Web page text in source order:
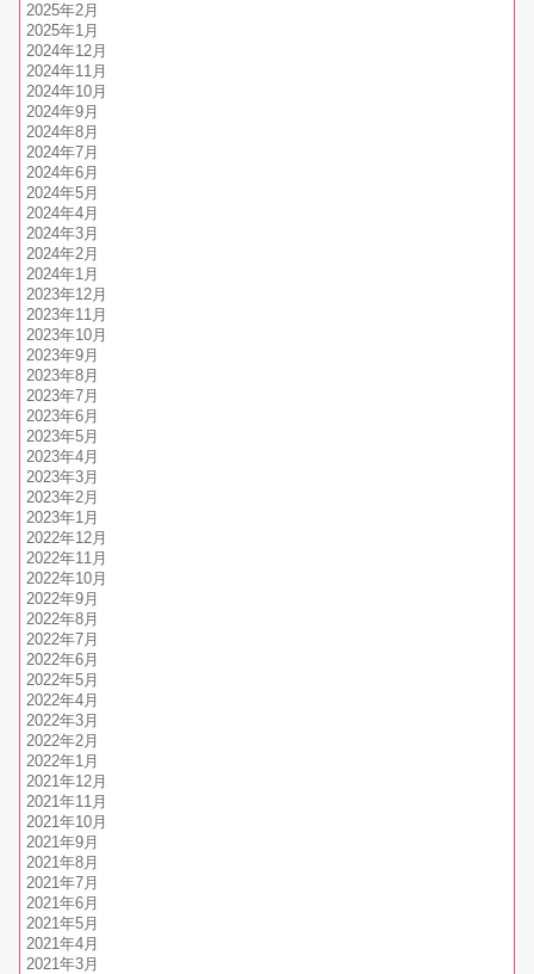
2025年2月
2025年1月
2024年12月
2024年11月
2024年10月
2024年9月
2024年8月
2024年7月
2024年6月
2024年5月
2024年4月
2024年3月
2024年2月
2024年1月
2023年12月
2023年11月
2023年10月
2023年9月
2023年8月
2023年7月
2023年6月
2023年5月
2023年4月
2023年3月
2023年2月
2023年1月
2022年12月
2022年11月
2022年10月
2022年9月
2022年8月
2022年7月
2022年6月
2022年5月
2022年4月
2022年3月
2022年2月
2022年1月
2021年12月
2021年11月
2021年10月
2021年9月
2021年8月
2021年7月
2021年6月
2021年5月
2021年4月
2021年3月